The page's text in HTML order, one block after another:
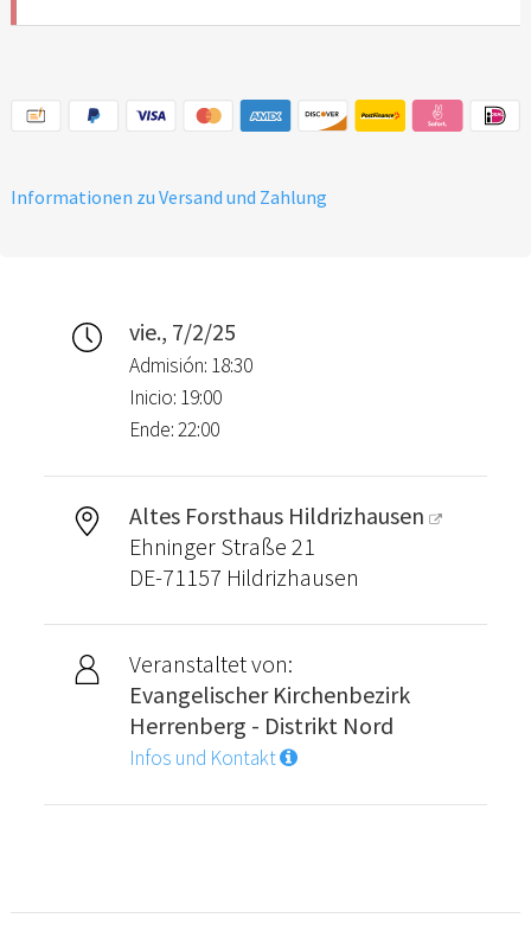
Informationen zu Versand und Zahlung
vie., 7/2/25
Admisión: 18:30
Inicio: 19:00
Ende: 22:00
Altes Forsthaus Hildrizhausen
Ehninger Straße 21
DE-71157 Hildrizhausen
Veranstaltet von:
Evangelischer Kirchenbezirk
Herrenberg - Distrikt Nord
Infos und Kontakt